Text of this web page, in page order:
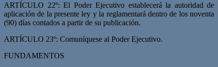
ARTÍCULO 22º: El Poder Ejecutivo establecerá la autoridad de
aplicación de la presen­te ley y la reglamentará dentro de los noventa
(90) días contados a partir de su publica­ción.
ARTÍCULO 23º: Comuníquese al Poder Ejecutivo.
FUNDAMENTOS